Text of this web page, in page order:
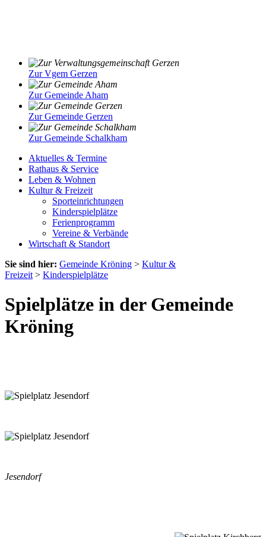
Zur Vgem Gerzen
Zur Gemeinde Aham
Zur Gemeinde Gerzen
Zur Gemeinde Schalkham
Aktuelles & Termine
Rathaus & Service
Leben & Wohnen
Kultur & Freizeit
Sporteinrichtungen
Kinderspielplätze
Ferienprogramm
Vereine & Verbände
Wirtschaft & Standort
Sie sind hier: Gemeinde Kröning > Kultur &
Freizeit > Kinderspielplätze
Spielplätze in der Gemeinde
Kröning
Jesendorf